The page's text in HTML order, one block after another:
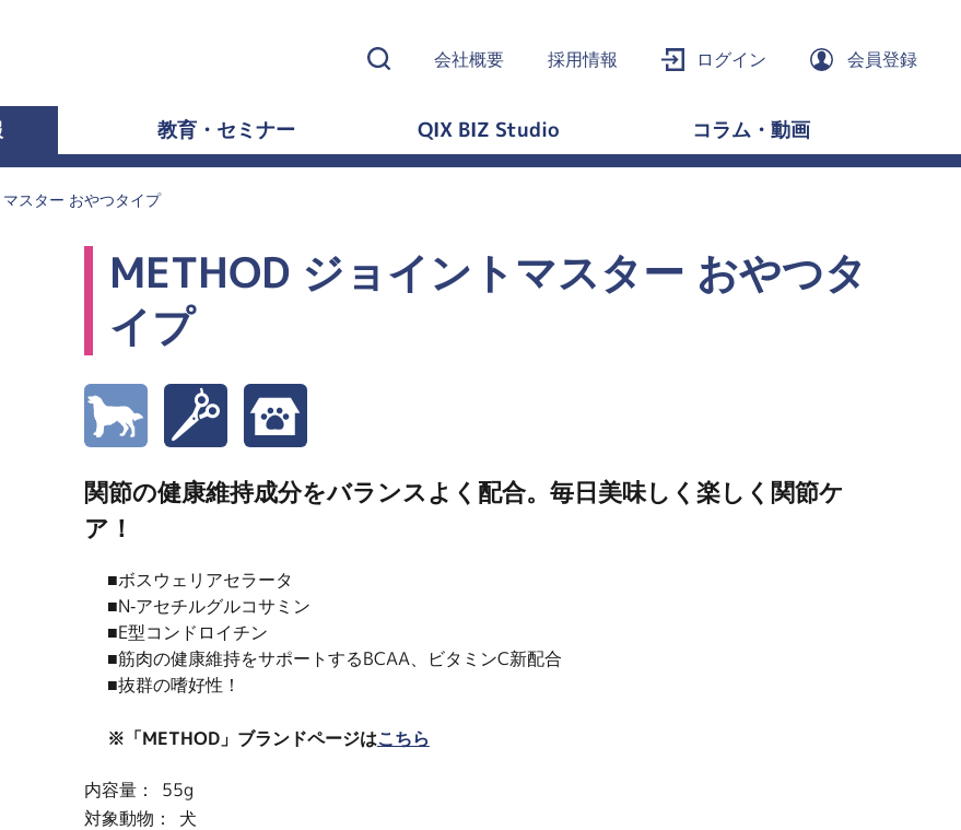
会社概要 採用情報 ログイン 会員登録
教育・セミナー QIX BIZ Studio コラム・動画
スター おやつタイプ
METHOD ジョイントマスター おやつタ
イプ
関節の健康維持成分をバランスよく配合。毎日美味しく楽しく関節ケ
ア！
■ボスウェリアセラータ
■N-アセチルグルコサミン
■E型コンドロイチン
■筋肉の健康維持をサポートするBCAA、ビタミンC新配合
■抜群の嗜好性！
※「METHOD」ブランドページはこちら
内容量：
55g
対象動物：
犬